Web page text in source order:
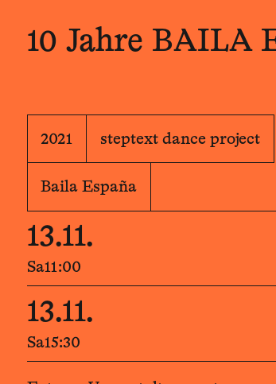
10 Jahre BAILA
2021 steptext dance project
Baila España
13.11.
Sa11:00
13.11.
Sa15:30